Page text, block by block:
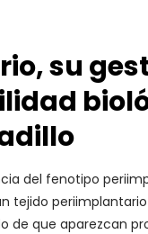
su
del fenotipo
tejido
que aparezcan